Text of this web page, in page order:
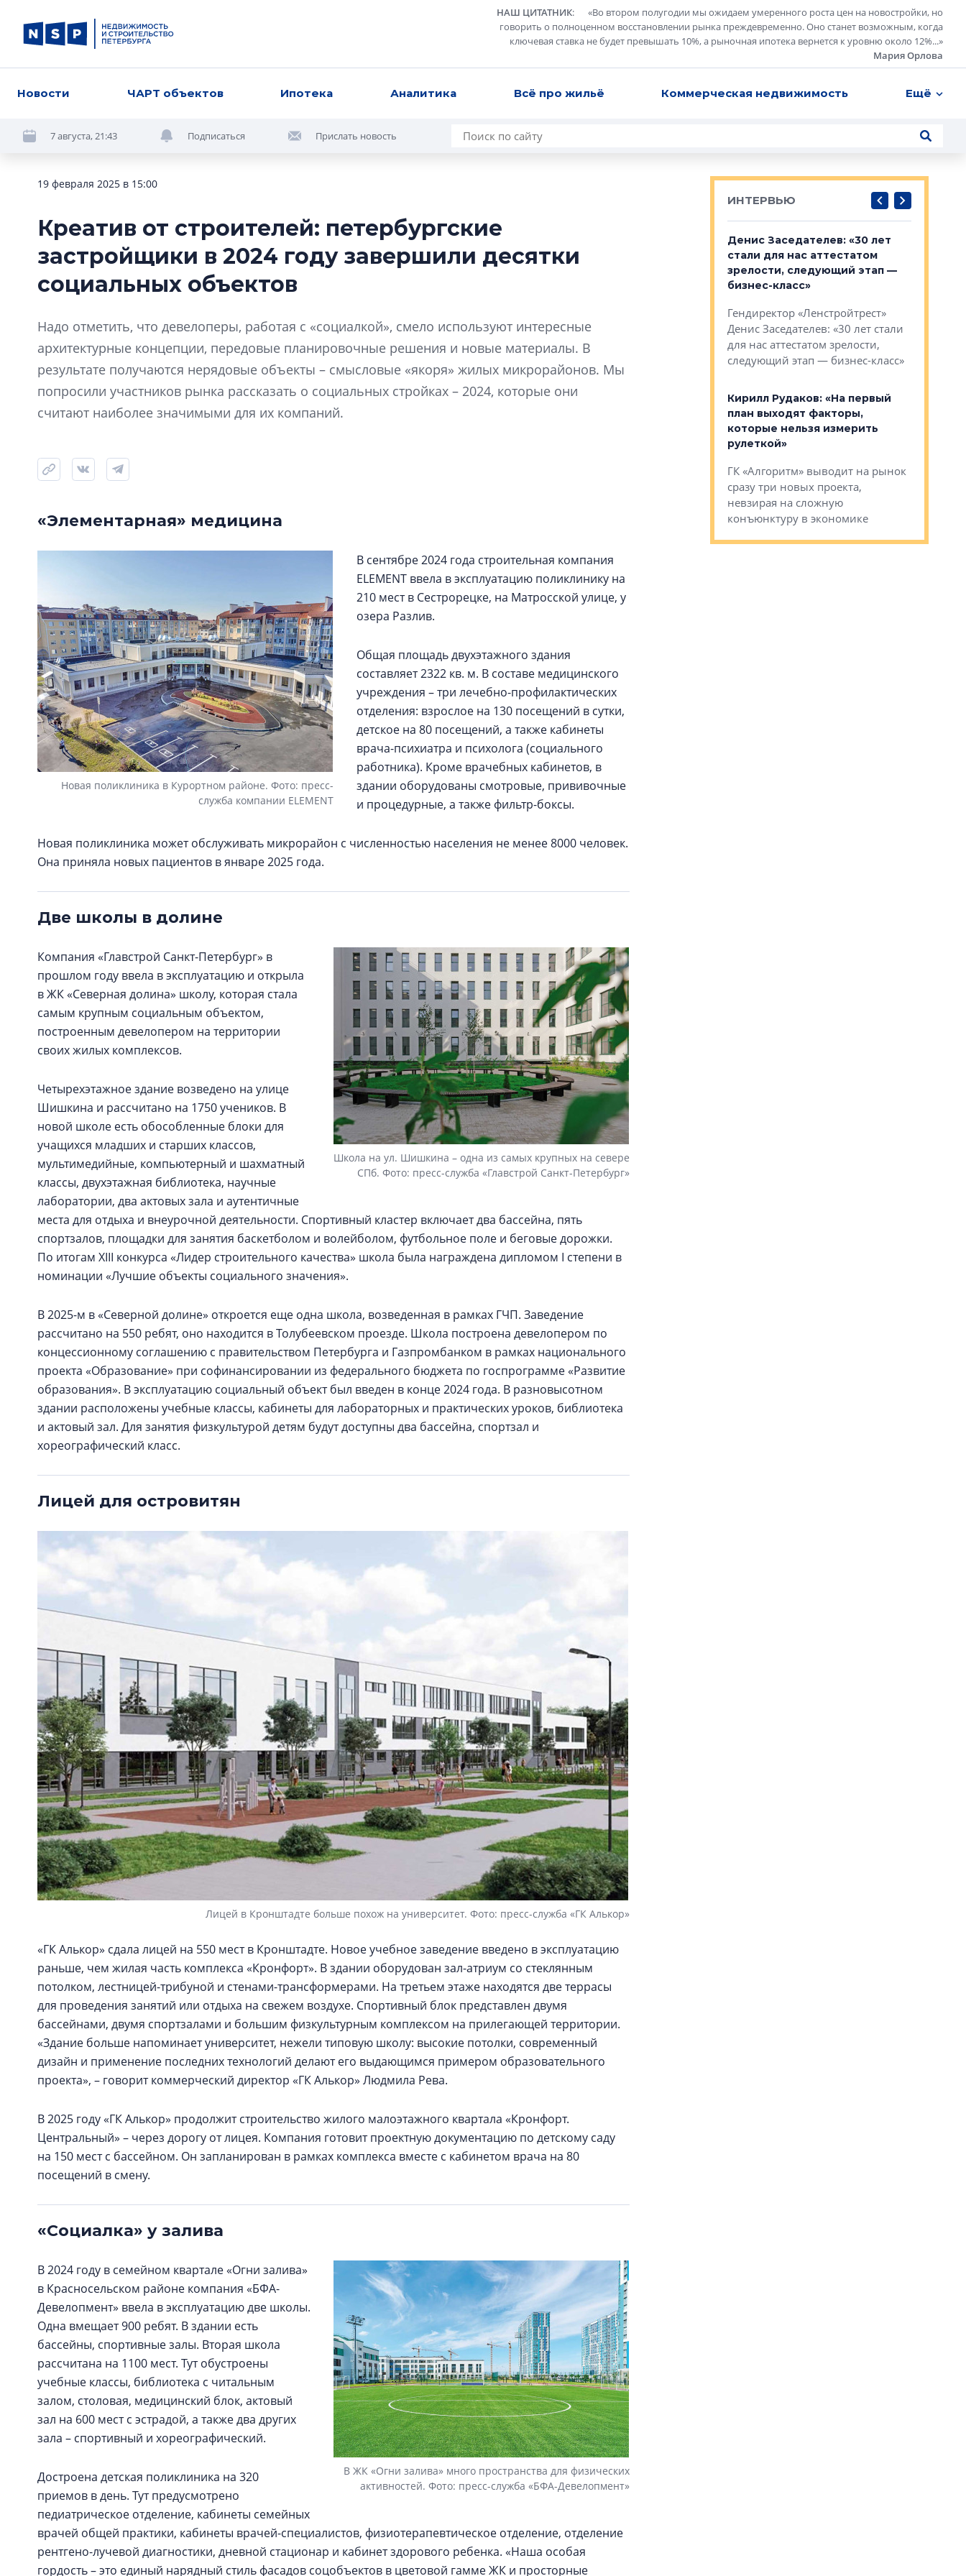
НАШ ЦИТАТНИК: «Во втором полугодии мы ожидаем умеренного роста цен на новостройки, но
говорить о полноценном восстановлении рынка преждевременно. Оно станет возможным, когда
ключевая ставка не будет превышать 10%, а рыночная ипотека вернется к уровню около 12%...»
Мария Орлова
Новости ЧАРТ объектов Ипотека Аналитика Всё про жильё Коммерческая недвижимость Ещё
7 августа, 21:43 Подписаться Прислать новость
19 февраля 2025 в 15:00
Креатив от строителей: петербургские
застройщики в 2024 году завершили десятки
социальных объектов
Надо отметить, что девелоперы, работая с «социалкой», смело используют интересные
архитектурные концепции, передовые планировочные решения и новые материалы. В
результате получаются нерядовые объекты – смысловые «якоря» жилых микрорайонов. Мы
попросили участников рынка рассказать о социальных стройках – 2024, которые они
считают наиболее значимыми для их компаний.
«Элементарная» медицина
Новая поликлиника в Курортном районе. Фото: пресс-
служба компании ELEMENT
В сентябре 2024 года строительная компания
ELEMENT ввела в эксплуатацию поликлинику на
210 мест в Сестрорецке, на Матросской улице, у
озера Разлив.
Общая площадь двухэтажного здания
составляет 2322 кв. м. В составе медицинского
учреждения – три лечебно-профилактических
отделения: взрослое на 130 посещений в сутки,
детское на 80 посещений, а также кабинеты
врача-психиатра и психолога (социального
работника). Кроме врачебных кабинетов, в
здании оборудованы смотровые, прививочные
и процедурные, а также фильтр-боксы.
Новая поликлиника может обслуживать микрорайон с численностью населения не менее 8000 человек.
Она приняла новых пациентов в январе 2025 года.
Две школы в долине
Школа на ул. Шишкина – одна из самых крупных на севере
СПб. Фото: пресс-служба «Главстрой Санкт-Петербург»
Компания «Главстрой Санкт-Петербург» в
прошлом году ввела в эксплуатацию и открыла
в ЖК «Северная долина» школу, которая стала
самым крупным социальным объектом,
построенным девелопером на территории
своих жилых комплексов.
Четырехэтажное здание возведено на улице
Шишкина и рассчитано на 1750 учеников. В
новой школе есть обособленные блоки для
учащихся младших и старших классов,
мультимедийные, компьютерный и шахматный
классы, двухэтажная библиотека, научные
лаборатории, два актовых зала и аутентичные
места для отдыха и внеурочной деятельности. Спортивный кластер включает два бассейна, пять
спортзалов, площадки для занятия баскетболом и волейболом, футбольное поле и беговые дорожки.
По итогам XIII конкурса «Лидер строительного качества» школа была награждена дипломом I степени в
номинации «Лучшие объекты социального значения».
В 2025-м в «Северной долине» откроется еще одна школа, возведенная в рамках ГЧП. Заведение
рассчитано на 550 ребят, оно находится в Толубеевском проезде. Школа построена девелопером по
концессионному соглашению с правительством Петербурга и Газпромбанком в рамках национального
проекта «Образование» при софинансировании из федерального бюджета по госпрограмме «Развитие
образования». В эксплуатацию социальный объект был введен в конце 2024 года. В разновысотном
здании расположены учебные классы, кабинеты для лабораторных и практических уроков, библиотека
и актовый зал. Для занятия физкультурой детям будут доступны два бассейна, спортзал и
хореографический класс.
Лицей для островитян
Лицей в Кронштадте больше похож на университет. Фото: пресс-служба «ГК Алькор»
«ГК Алькор» сдала лицей на 550 мест в Кронштадте. Новое учебное заведение введено в эксплуатацию
раньше, чем жилая часть комплекса «Кронфорт». В здании оборудован зал-атриум со стеклянным
потолком, лестницей-трибуной и стенами-трансформерами. На третьем этаже находятся две террасы
для проведения занятий или отдыха на свежем воздухе. Спортивный блок представлен двумя
бассейнами, двумя спортзалами и большим физкультурным комплексом на прилегающей территории.
«Здание больше напоминает университет, нежели типовую школу: высокие потолки, современный
дизайн и применение последних технологий делают его выдающимся примером образовательного
проекта», – говорит коммерческий директор «ГК Алькор» Людмила Рева.
В 2025 году «ГК Алькор» продолжит строительство жилого малоэтажного квартала «Кронфорт.
Центральный» – через дорогу от лицея. Компания готовит проектную документацию по детскому саду
на 150 мест с бассейном. Он запланирован в рамках комплекса вместе с кабинетом врача на 80
посещений в смену.
«Социалка» у залива
В ЖК «Огни залива» много пространства для физических
активностей. Фото: пресс-служба «БФА-Девелопмент»
В 2024 году в семейном квартале «Огни залива»
в Красносельском районе компания «БФА-
Девелопмент» ввела в эксплуатацию две школы.
Одна вмещает 900 ребят. В здании есть
бассейны, спортивные залы. Вторая школа
рассчитана на 1100 мест. Тут обустроены
учебные классы, библиотека с читальным
залом, столовая, медицинский блок, актовый
зал на 600 мест с эстрадой, а также два других
зала – спортивный и хореографический.
Достроена детская поликлиника на 320
приемов в день. Тут предусмотрено
педиатрическое отделение, кабинеты семейных
врачей общей практики, кабинеты врачей-специалистов, физиотерапевтическое отделение, отделение
рентгено-лучевой диагностики, дневной стационар и кабинет здорового ребенка. «Наша особая
гордость – это единый нарядный стиль фасадов соцобъектов в цветовой гамме ЖК и просторные
ИНТЕРВЬЮ
монотонной спальной окраине
Петербурга, будущем спальных
районов и инженерных ловушках
Сергей Софронов: «Хороший
Денис Заседателев: «30 лет
стали для нас аттестатом
зрелости, следующий этап —
бизнес-класс»
Гендиректор «Ленстройтрест»
Денис Заседателев: «30 лет стали
для нас аттестатом зрелости,
следующий этап — бизнес-класс»
Кирилл Рудаков: «На первый
план выходят факторы,
которые нельзя измерить
рулеткой»
ГК «Алгоритм» выводит на рынок
сразу три новых проекта,
невзирая на сложную
конъюнктуру в экономике